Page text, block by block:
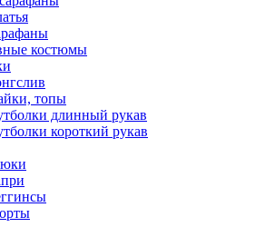
костюмы
топы
длинный рукав
короткий рукав